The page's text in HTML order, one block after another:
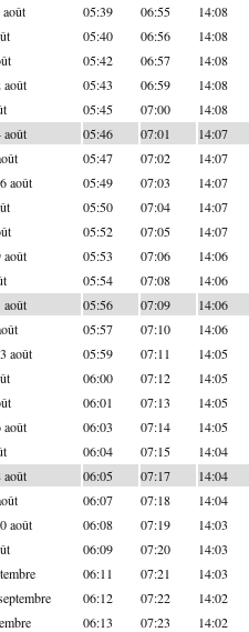
05:39 06:55 14:08
05:40 06:56 14:08
05:42 06:57 14:08
août 05:43 06:59 14:08
05:45 07:00 14:08
août 05:46 07:01 14:07
05:47 07:02 14:07
août 05:49 07:03 14:07
05:50 07:04 14:07
05:52 07:05 14:07
août 05:53 07:06 14:06
05:54 07:08 14:06
août 05:56 07:09 14:06
05:57 07:10 14:06
août 05:59 07:11 14:05
06:00 07:12 14:05
06:01 07:13 14:05
août 06:03 07:14 14:05
06:04 07:15 14:04
août 06:05 07:17 14:04
06:07 07:18 14:04
août 06:08 07:19 14:03
06:09 07:20 14:03
06:11 07:21 14:03
06:12 07:22 14:02
06:13 07:23 14:02